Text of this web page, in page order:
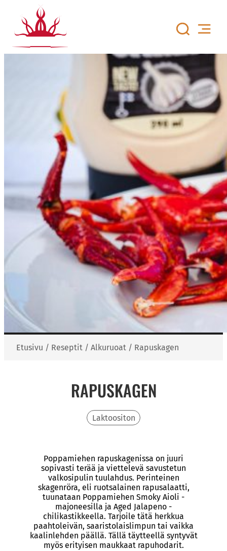
sisältöön
Etusivu / Reseptit / Alkuruoat / Rapuskagen
RAPUSKAGEN
Laktoositon
Poppamiehen rapuskagenissa on juuri
sopivasti terää ja viettelevä savustetun
valkosipulin tuulahdus. Perinteinen
skagenröra, eli ruotsalainen rapusalaatti,
tuunataan Poppamiehen Smoky Aioli -
majoneesilla ja Aged Jalapeno -
chilikastikkeella. Tarjoile tätä herkkua
paahtoleivän, saaristolaislimpun tai vaikka
kaalinlehden päällä. Tällä täytteellä syntyvät
myös erityisen maukkaat rapuhodarit.